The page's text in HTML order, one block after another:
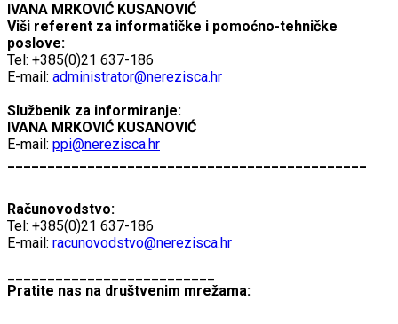
IVANA MRKOVIĆ KUSANOVIĆ
Viši referent za informatičke i pomoćno-tehničke
poslove:
Tel: +385(0)21 637-186
E-mail: administrator@nerezisca.hr
Službenik za informiranje:
IVANA MRKOVIĆ KUSANOVIĆ
E-mail: ppi@nerezisca.hr
Računovodstvo:
Tel: +385(0)21 637-186
E-mail: racunovodstvo@nerezisca.hr
Pratite nas na društvenim mrežama: